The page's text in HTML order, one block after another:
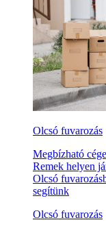
Olcsó fuvarozás
Megbízható
Remek helyen
Olcsó
segítünk
Olcsó fuvarozás